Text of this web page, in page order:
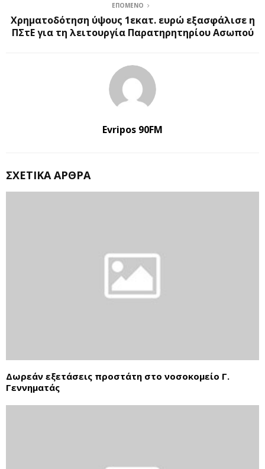
ΕΠΌΜΕΝΟ
Χρηματοδότηση ύψους 1εκατ. ευρώ εξασφάλισε η
ΠΣτΕ για τη λειτουργία Παρατηρητηρίου Ασωπού
Evripos 90FM
ΣΧΕΤΙΚΆ ΆΡΘΡΑ
Δωρεάν εξετάσεις προστάτη στο νοσοκομείο Γ.
Γεννηματάς